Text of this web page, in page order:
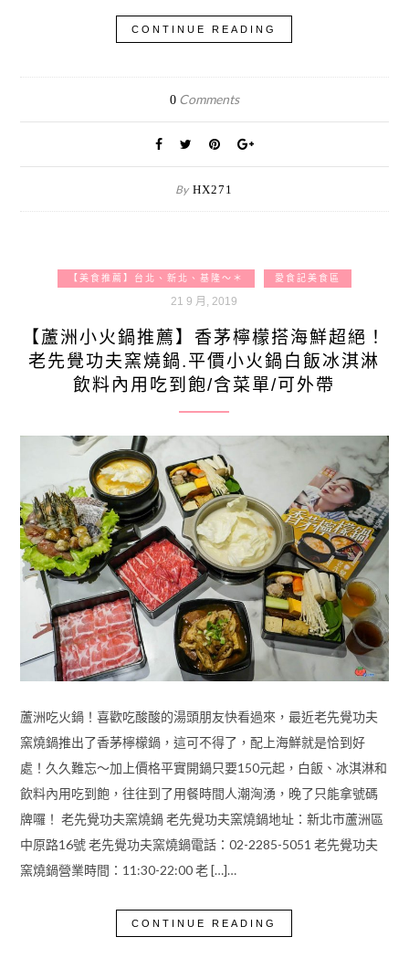
CONTINUE READING
0Comments
By HX271
【美食推薦】台北、新北、基隆～＊ 愛食記美食區
21 9 月, 2019
【蘆洲小火鍋推薦】香茅檸檬搭海鮮超絕！
老先覺功夫窯燒鍋.平價小火鍋白飯冰淇淋
飲料內用吃到飽/含菜單/可外帶
蘆洲吃火鍋！喜歡吃酸酸的湯頭朋友快看過來，最近老先覺功夫
窯燒鍋推出了香茅檸檬鍋，這可不得了，配上海鮮就是恰到好
處！久久難忘～加上價格平實開鍋只要150元起，白飯、冰淇淋和
飲料內用吃到飽，往往到了用餐時間人潮洶湧，晚了只能拿號碼
牌囉！ 老先覺功夫窯燒鍋 老先覺功夫窯燒鍋地址：新北市蘆洲區
中原路16號 老先覺功夫窯燒鍋電話：02-2285-5051 老先覺功夫
窯燒鍋營業時間：11:30-22:00 老 […]…
CONTINUE READING